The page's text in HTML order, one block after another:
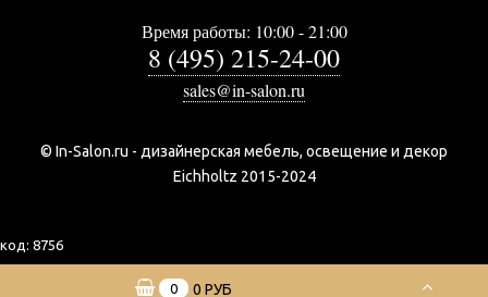
Время работы: 10:00 - 21:00
8 (495) 215-24-00
sales@in-salon.ru
© In-Salon.ru - дизайнерская мебель, освещение и декор
Eichholtz 2015-2024
код: 8756
0 0 РУБ